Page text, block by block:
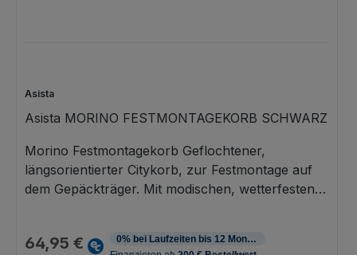
Asista
Asista MORINO FESTMONTAGEKORB SCHWARZ
Morino Festmontagekorb Geflochtener,
längsorientierter Citykorb, zur Festmontage auf
dem Gepäckträger. Mit modischen, wetterfesten
und stabilem Boden. Inklusive
64,95 €